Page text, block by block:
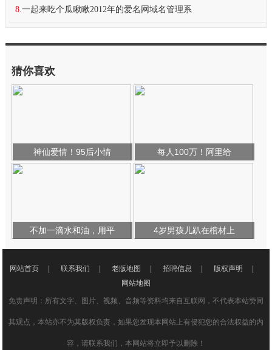
8.一起来吃个瓜瞅瞅2012年的爱名网域名管理系
猜你喜欢
神仙爱情！95后小情 每人100万！阿里给
不加一滴水和油，用平 4岁男孩儿趴在棺材上
网站首页 联系我们 老版地图 招聘信息 版权声明
网站地图
免责声明：所有文字、图片、视频、音频等资料均来自互联网，不代表本站赞同
其观点，本站亦不为其版权负责，如果您发现本网站上有侵犯您的合法权益的内
容，请联系我们，本网站将立即予以删除！